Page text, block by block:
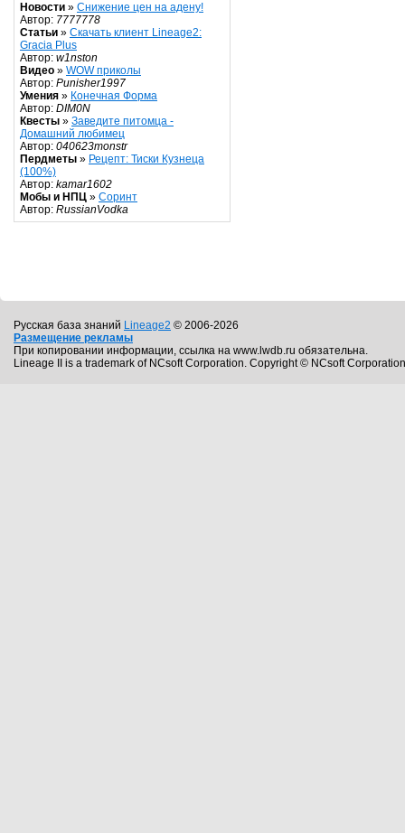
Новости » Снижение цен на адену!
Автор: 7777778
Статьи » Скачать клиент Lineage2:
Gracia Plus
Автор: w1nston
Видео » WOW приколы
Автор: Punisher1997
Умения » Конечная Форма
Автор: DIM0N
Квесты » Заведите питомца -
Домашний любимец
Автор: 040623monstr
Пердметы » Рецепт: Тиски Кузнеца
(100%)
Автор: kamar1602
Мобы и НПЦ » Соринт
Автор: RussianVodka
Русская база знаний Lineage2 © 2006-2026
Размещение рекламы
При копировании информации, ссылка на www.lwdb.ru обязательна.
Lineage II is a trademark of NCsoft Corporation. Copyright © NCsoft